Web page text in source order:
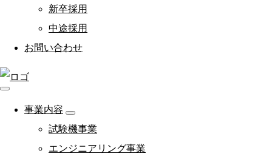
新卒採用
中途採用
お問い合わせ
事業内容
試験機事業
エンジニアリング事業